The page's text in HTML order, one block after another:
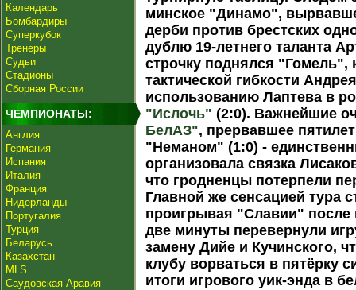
Календарь
Бомбардиры
Суперкубок
Тренеры
Судьи
Стадионы
Сборная России
ЧЕМПИОНАТЫ:
Англия
Германия
Испания
Италия
Франция
Нидерланды
Португалия
Турция
Беларусь
Казахстан
MLS
Саудовская Аравия
минское "Динамо",
дерби против брестских
дублю 19-летнего таланта
строчку поднялся "Гомель",
тактической гибкости
использованию Лаптева в
"Ислочь" (2:0). Важнейшие
БелАЗ", прервавшее
"Неманом" (1:0) -
организовала связка
что гродненцы потерпели
Главной же сенсацией тура
проигрывая "Славии" после
две минуты перевернули
замену Дийе и Кучинского,
клубу ворваться в пятёрку
итоги игрового уик-энда в